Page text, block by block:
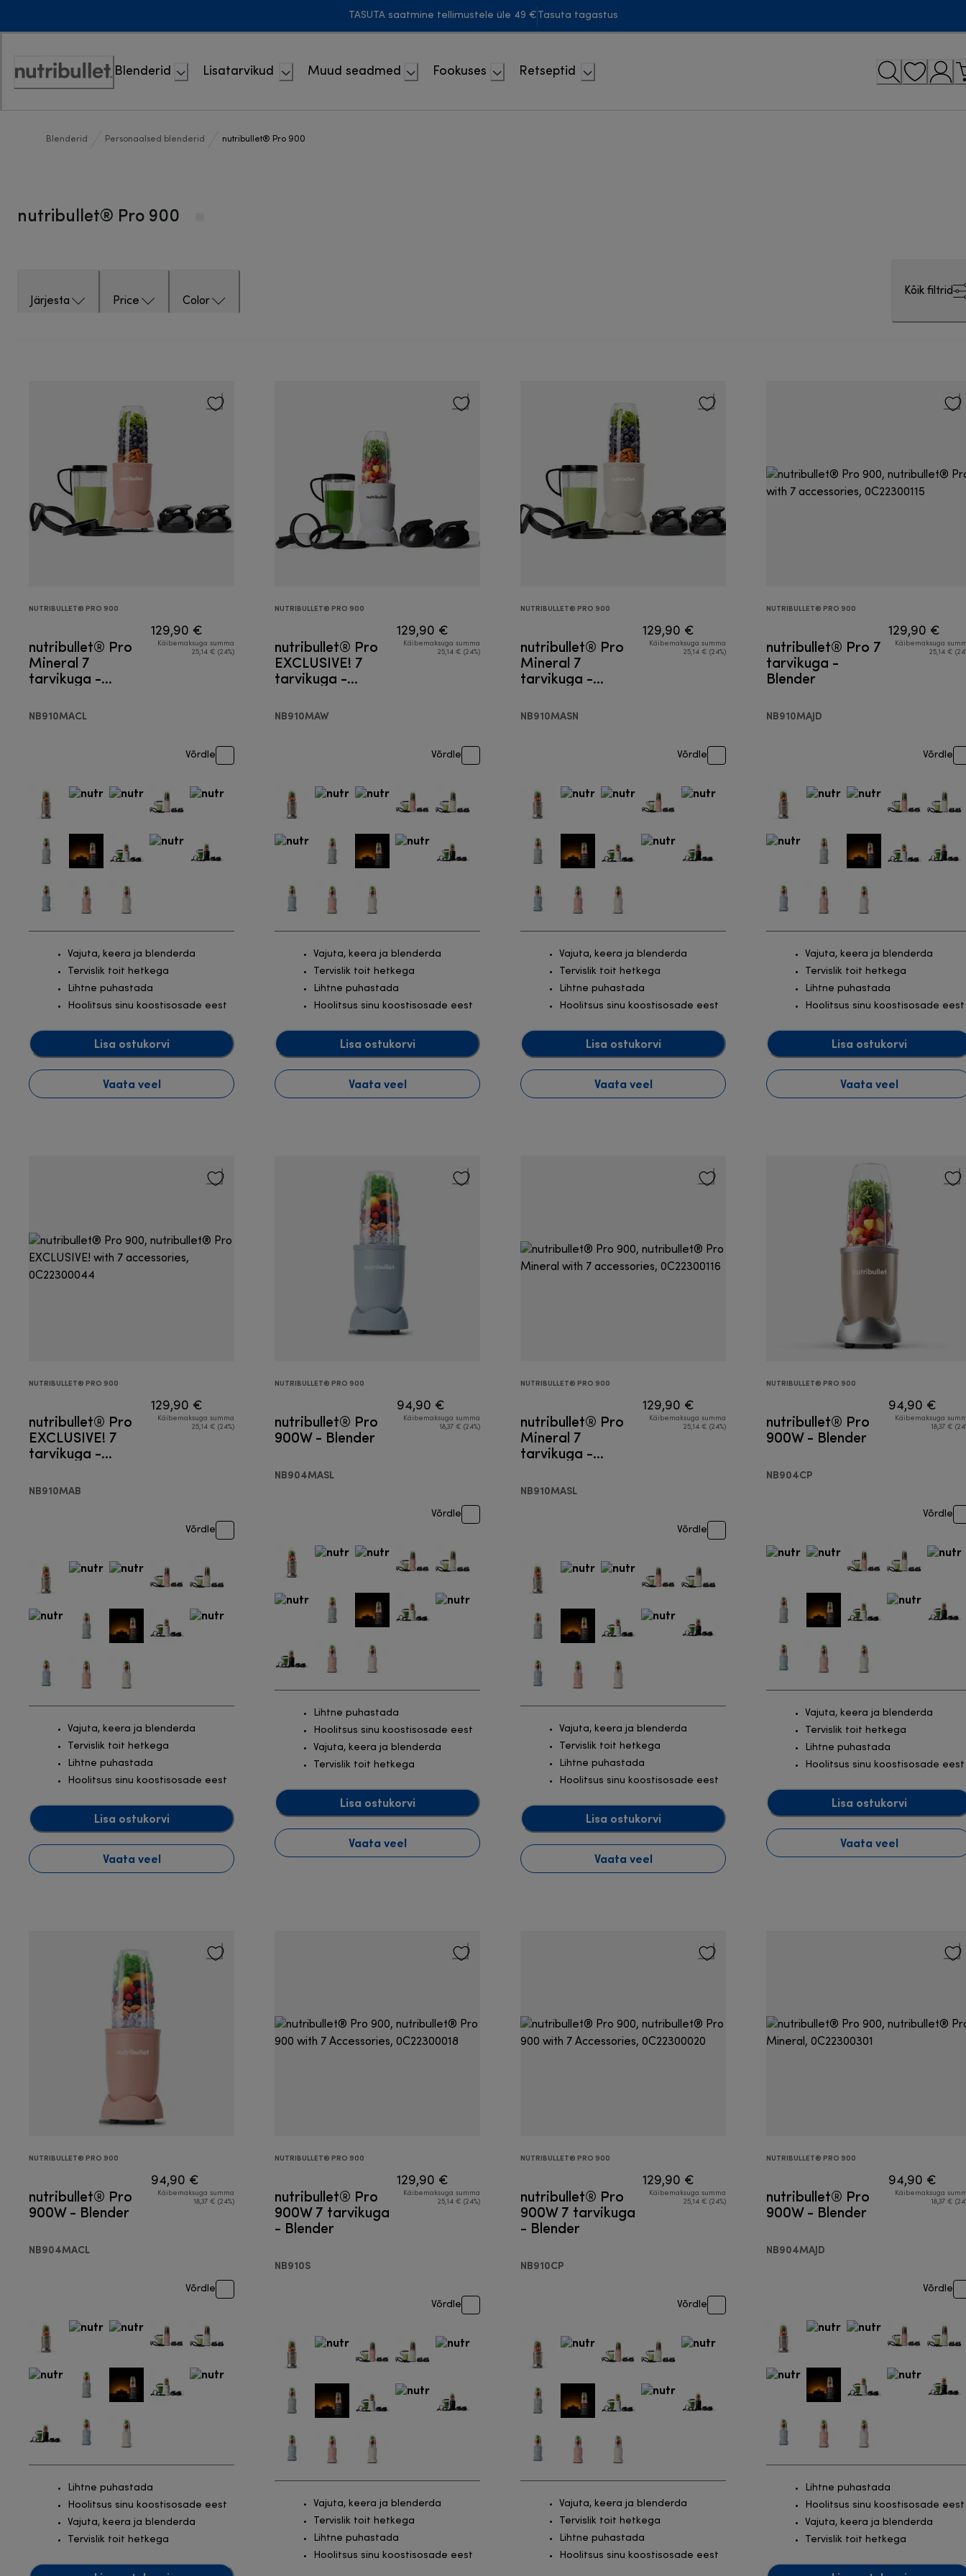
TASUTA saatmine tellimustele üle 49 € Tasuta tagastus
Accessibility
Blenderid Lisatarvikud Muud seadmed Fookuses Retseptid
Blenderid Personaalsed blenderid nutribullet® Pro 900
nutribullet® Pro 900
Järjesta Price Color
Kõik filtrid
NUTRIBULLET® PRO 900
nutribullet® Pro
Mineral 7
tarvikuga -
NB910MACL
129,90 €
Käibemaksuga summa
25,14 € (24%)
Võrdle
Vajuta, keera ja blenderda
Tervislik toit hetkega
Lihtne puhastada
Hoolitsus sinu koostisosade eest
Lisa ostukorvi
Vaata veel
NUTRIBULLET® PRO 900
nutribullet® Pro
EXCLUSIVE! 7
tarvikuga -
NB910MAW
129,90 €
Käibemaksuga summa
25,14 € (24%)
Võrdle
Vajuta, keera ja blenderda
Tervislik toit hetkega
Lihtne puhastada
Hoolitsus sinu koostisosade eest
Lisa ostukorvi
Vaata veel
NUTRIBULLET® PRO 900
nutribullet® Pro
Mineral 7
tarvikuga -
NB910MASN
129,90 €
Käibemaksuga summa
25,14 € (24%)
Võrdle
Vajuta, keera ja blenderda
Tervislik toit hetkega
Lihtne puhastada
Hoolitsus sinu koostisosade eest
Lisa ostukorvi
Vaata veel
NUTRIBULLET® PRO 900
nutribullet® Pro 7
tarvikuga -
Blender
NB910MAJD
129,90 €
Käibemaksuga
25,14 €
Võrdle
Vajuta, keera ja blenderda
Tervislik toit hetkega
Lihtne puhastada
Hoolitsus sinu koostisosade eest
Lisa ostukorvi
Vaata veel
NUTRIBULLET® PRO 900
nutribullet® Pro
EXCLUSIVE! 7
tarvikuga -
NB910MAB
129,90 €
Käibemaksuga summa
25,14 € (24%)
Võrdle
Vajuta, keera ja blenderda
Tervislik toit hetkega
Lihtne puhastada
Hoolitsus sinu koostisosade eest
Lisa ostukorvi
Vaata veel
NUTRIBULLET® PRO 900
nutribullet® Pro
900W - Blender
NB904MASL
94,90 €
Käibemaksuga summa
18,37 € (24%)
Võrdle
Lihtne puhastada
Hoolitsus sinu koostisosade eest
Vajuta, keera ja blenderda
Tervislik toit hetkega
Lisa ostukorvi
Vaata veel
NUTRIBULLET® PRO 900
nutribullet® Pro
Mineral 7
tarvikuga -
NB910MASL
129,90 €
Käibemaksuga summa
25,14 € (24%)
Võrdle
Vajuta, keera ja blenderda
Tervislik toit hetkega
Lihtne puhastada
Hoolitsus sinu koostisosade eest
Lisa ostukorvi
Vaata veel
NUTRIBULLET® PRO 900
nutribullet® Pro
900W - Blender
NB904CP
94,90 €
Käibemaksuga
18,37 €
Võrdle
Vajuta, keera ja blenderda
Tervislik toit hetkega
Lihtne puhastada
Hoolitsus sinu koostisosade eest
Lisa ostukorvi
Vaata veel
NUTRIBULLET® PRO 900
nutribullet® Pro
900W - Blender
NB904MACL
94,90 €
Käibemaksuga summa
18,37 € (24%)
Võrdle
Lihtne puhastada
Hoolitsus sinu koostisosade eest
Vajuta, keera ja blenderda
Tervislik toit hetkega
NUTRIBULLET® PRO 900
nutribullet® Pro
900W 7 tarvikuga
- Blender
NB910S
129,90 €
Käibemaksuga summa
25,14 € (24%)
Võrdle
Vajuta, keera ja blenderda
Tervislik toit hetkega
Lihtne puhastada
Hoolitsus sinu koostisosade eest
NUTRIBULLET® PRO 900
nutribullet® Pro
900W 7 tarvikuga
- Blender
NB910CP
129,90 €
Käibemaksuga summa
25,14 € (24%)
Võrdle
Vajuta, keera ja blenderda
Tervislik toit hetkega
Lihtne puhastada
Hoolitsus sinu koostisosade eest
NUTRIBULLET® PRO 900
nutribullet® Pro
900W - Blender
NB904MAJD
94,90 €
Käibemaksuga
18,37 €
Võrdle
Lihtne puhastada
Hoolitsus sinu koostisosade eest
Vajuta, keera ja blenderda
Tervislik toit hetkega